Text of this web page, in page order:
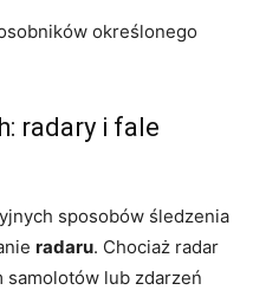
określonego
radary i fale
sposobów śledzenia
radaru. Chociaż radar
samolotów lub zdarzeń